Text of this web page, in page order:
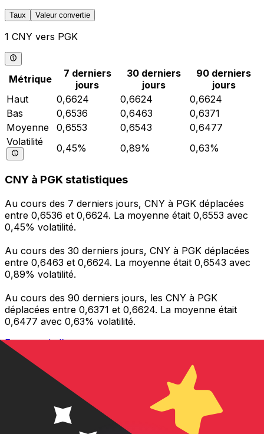
Taux Valeur convertie
1 CNY vers PGK
Métrique
7 derniers
jours
30 derniers
jours
90 derniers
jours
Haut
0,6624 0,6624
0,6624
Bas
0,6536 0,6463
0,6371
Moyenne
0,6553 0,6543
0,6477
Volatilité
0,45% 0,89% 0,63%
CNY à PGK statistiques
Au cours des 7 derniers jours, CNY à PGK déplacées
entre 0,6536 et 0,6624. La moyenne était 0,6553 avec
0,45% volatilité.
Au cours des 30 derniers jours, CNY à PGK déplacées
entre 0,6463 et 0,6624. La moyenne était 0,6543 avec
0,89% volatilité.
Au cours des 90 derniers jours, les CNY à PGK
déplacées entre 0,6371 et 0,6624. La moyenne était
0,6477 avec 0,63% volatilité.
Envoyer de l’argent
Gérez votre argent et vos devises lorsque vous
êtes en déplacement
L'application Xe réunit toutes les fonctionnalités
nécessaires pour vos transferts d'argent internationaux
et la gestion de vos devises. Convertissez des devises,